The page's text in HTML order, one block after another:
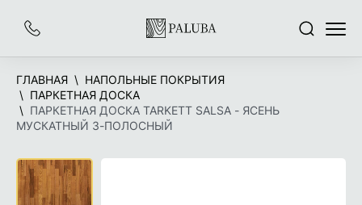
Заказать
На
главную
ПоискМеню
ГЛАВНАЯ
НАПОЛЬНЫЕ ПОКРЫТИЯ
ПАРКЕТНАЯ ДОСКА
ПАРКЕТНАЯ ДОСКА TARKETT SALSA - ЯСЕНЬ
МУСКАТНЫЙ 3-ПОЛОСНЫЙ